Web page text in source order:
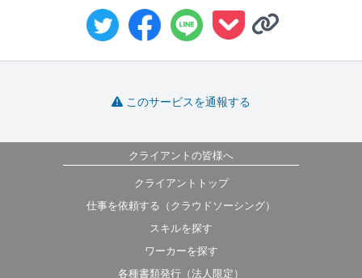
このサービスを通報する
クライアントの皆様へ
クライアントトップ
仕事を依頼する（クラウドソーシング）
スキルを探す
ワーカーを探す
各種書類発行（法人限定）